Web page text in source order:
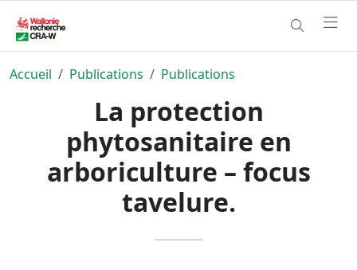
Accueil Publications Publications
La protection
phytosanitaire en
arboriculture – focus
tavelure.